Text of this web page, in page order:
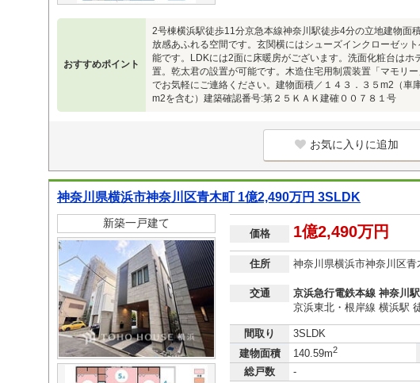
おすすめポイント
2号棟横浜駅徒歩11分京急本線神奈川駅徒歩4分の立地建物面
放感あふれる空間です。玄関横にはシューズインクローゼッ
能です。LDKには2面に床暖房がございます。洗面化粧台は
置。乾太君の設置が可能です。木造住宅用制震装置「マモリ
でお気軽にご連絡ください。建物面積／１４３．３５m2（車
m2を含む）建築確認番号:第２５ＫＡＫ建確００７８１号
お気に入りに追加
神奈川県横浜市神奈川区青木町 1億2,490万円 3SLDK
新築一戸建て
価格 1億2,490万円
住所 神奈川県横浜市神奈川区青
交通
京浜急行電鉄本線 神奈川
京浜東北・根岸線 横浜駅
間取り
3SLDK
建物面積
140.59m2
総戸数 -